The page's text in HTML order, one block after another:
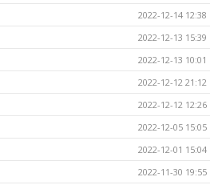
2022-12-14 12:38
2022-12-13 15:39
2022-12-13 10:01
2022-12-12 21:12
2022-12-12 12:26
2022-12-05 15:05
2022-12-01 15:04
2022-11-30 19:55